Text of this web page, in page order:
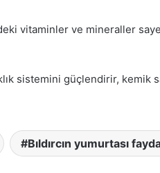
vitaminler ve mineraller
sistemini güçlendirir, kemik
Bıldırcın yumurtası